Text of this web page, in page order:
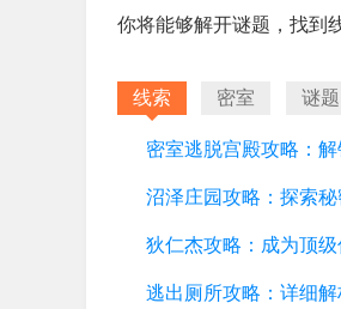
你将能够解开谜题，找到
线索 密室 谜题
密室逃脱宫殿攻略：
沼泽庄园攻略：探索
狄仁杰攻略：成为顶
逃出厕所攻略：详细